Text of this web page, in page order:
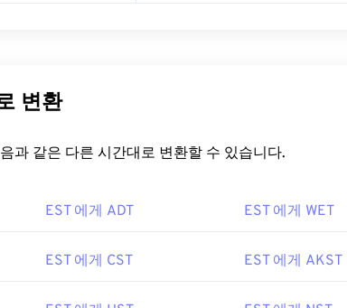
변환
과 같은 다른 시간대로 변환할 수 있습니다.
EST 에게 ADT EST 에게 WET
EST 에게 CST EST 에게 AKST